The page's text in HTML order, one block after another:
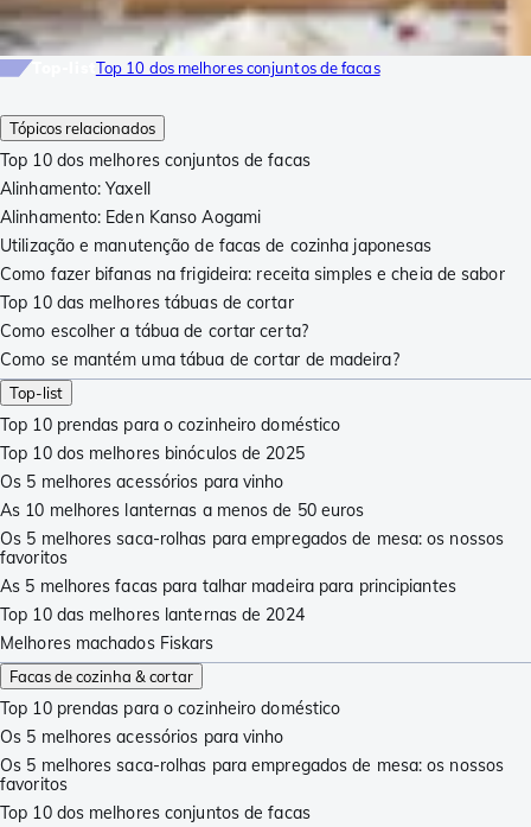
Tópicos relacionados
Top 10 dos melhores conjuntos de facas
Alinhamento: Yaxell
Alinhamento: Eden Kanso Aogami
Utilização e manutenção de facas de cozinha japonesas
Como fazer bifanas na frigideira: receita simples e cheia de sabor
Top 10 das melhores tábuas de cortar
Como escolher a tábua de cortar certa?
Como se mantém uma tábua de cortar de madeira?
Top-list
Top 10 prendas para o cozinheiro doméstico
Top 10 dos melhores binóculos de 2025
Os 5 melhores acessórios para vinho
As 10 melhores lanternas a menos de 50 euros
Os 5 melhores saca-rolhas para empregados de mesa: os nossos
favoritos
As 5 melhores facas para talhar madeira para principiantes
Top 10 das melhores lanternas de 2024
Melhores machados Fiskars
Facas de cozinha & cortar
Top 10 prendas para o cozinheiro doméstico
Os 5 melhores acessórios para vinho
Os 5 melhores saca-rolhas para empregados de mesa: os nossos
favoritos
Top 10 dos melhores conjuntos de facas
Top 10 dos melhores conjuntos de facas